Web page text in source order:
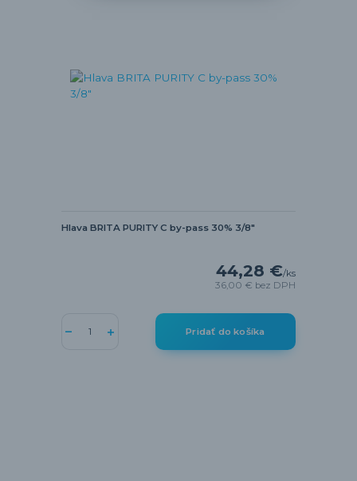
Hlava BRITA PURITY C by-pass 30% 3/8"
44,28 €/ks
36,00 € bez DPH
Pridať do košíka